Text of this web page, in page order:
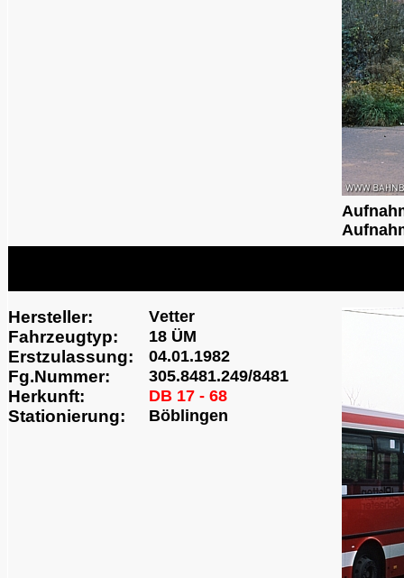
Hersteller: Vetter
Fahrzeugtyp: 18 ÜM
Erstzulassung: 04.01.1982
Fg.Nummer: 305.8481.249/8481
Herkunft: DB 17 - 68
Stationierung: Böblingen